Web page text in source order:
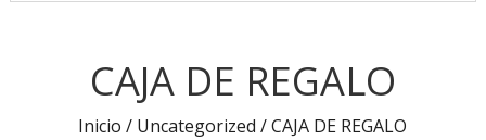
CAJA DE REGALO
Inicio / Uncategorized / CAJA DE REGALO